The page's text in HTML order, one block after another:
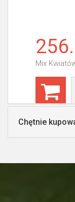
Mix
Chętnie